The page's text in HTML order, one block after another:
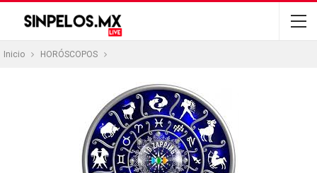
Inicio HORÓSCOPOS